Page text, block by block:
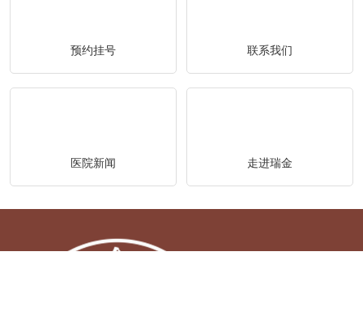
预约挂号 联系我们
医院新闻 走进瑞金